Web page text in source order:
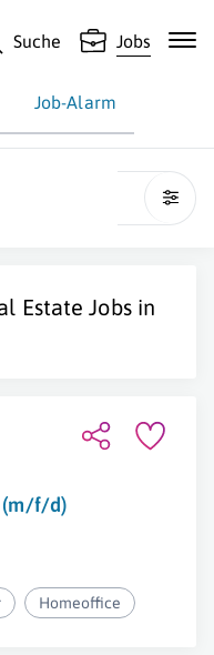
Suche Jobs
Job-Alarm
Estate Jobs in
(m/f/d)
Homeoffice